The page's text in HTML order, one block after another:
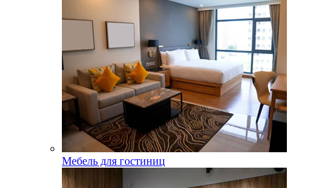
Мебель для гостиниц